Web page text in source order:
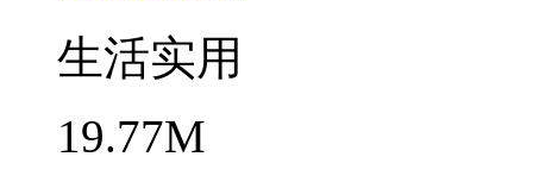
生活实用
19.77M